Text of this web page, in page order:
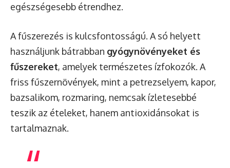
egészségesebb étrendhez.
A fűszerezés is kulcsfontosságú. A só helyett
használjunk bátrabban gyógynövényeket és
fűszereket, amelyek természetes ízfokozók. A
friss fűszernövények, mint a petrezselyem, kapor,
bazsalikom, rozmaring, nemcsak ízletesebbé
teszik az ételeket, hanem antioxidánsokat is
tartalmaznak.